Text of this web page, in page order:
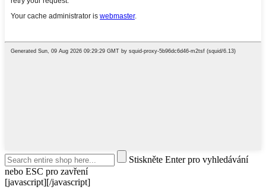
Stiskněte Enter pro vyhledávání
nebo ESC pro zavření
[javascript][/javascript]